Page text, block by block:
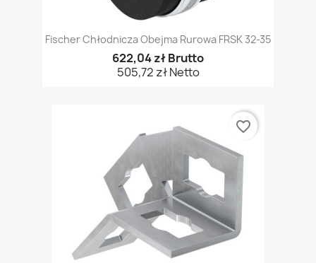
Fischer Chłodnicza Obejma Rurowa FRSK 32-35
622,04 zł Brutto
505,72 zł Netto
favorite_border